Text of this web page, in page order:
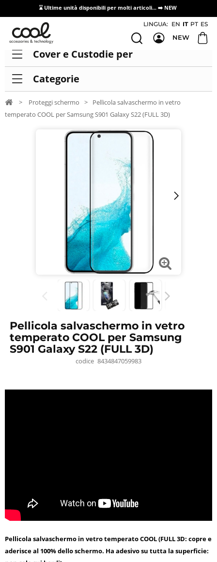
⌛ Ultime unità disponibili per molti articoli... ➡️ NEW
Accesso/registrazione distributori
LINGUA: EN IT PT ES
NEW
Cover e Custodie per
Categorie
> Proteggi schermo >
Pellicola salvaschermo in vetro
temperato COOL per Samsung S901 Galaxy S22 (FULL 3D)
Pellicola salvaschermo in vetro
temperato COOL per Samsung
S901 Galaxy S22 (FULL 3D)
codice 8434847059983
Pellicola salvaschermo in vetro temperato COOL (FULL 3D: copre e
aderisce al 100% dello schermo. Ha adesivo su tutta la superficie: